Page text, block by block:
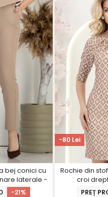
bej conici cu
laterale -
-21%
-80 Lei
Rochie din
croi
PREȚ